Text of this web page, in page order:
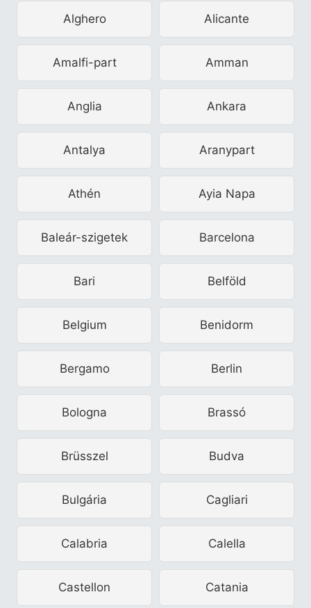
Alghero Alicante
Amalfi-part Amman
Anglia Ankara
Antalya Aranypart
Athén Ayia Napa
Baleár-szigetek Barcelona
Bari Belföld
Belgium Benidorm
Bergamo Berlin
Bologna Brassó
Brüsszel Budva
Bulgária Cagliari
Calabria Calella
Castellon Catania